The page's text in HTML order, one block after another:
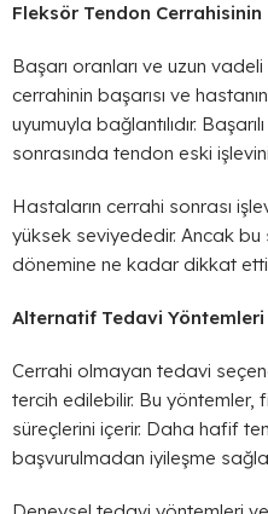
Fleksör Tendon Cerrahisinin
Başarı oranları ve uzun
cerrahinin başarısı ve
uyumuyla bağlantılıdır.
sonrasında tendon eski
Hastaların cerrahi sonrası
yüksek seviyededir. Ancak bu
dönemine ne kadar dikkat
Alternatif Tedavi Yöntemleri
Cerrahi olmayan tedavi
tercih edilebilir. Bu yöntemler,
süreçlerini içerir. Daha hafif
başvurulmadan iyileşme